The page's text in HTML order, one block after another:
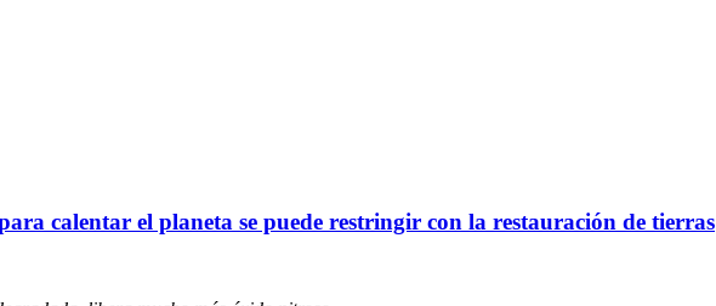
calentar el planeta se puede restringir con la restauración de tierras